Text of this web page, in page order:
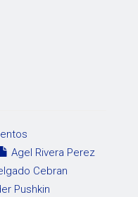
Agel Rivera Perez
Cebran
Pushkin